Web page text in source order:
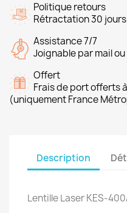
Politique retours
Rétractation 30 jours
Assistance 7/7
Joignable par mail
Offert
Frais de port offerts
(uniquement France
Description
Lentille Laser KES-